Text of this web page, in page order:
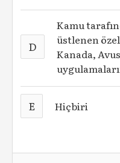
D
Kamu
üstlenen
Kanada,
E Hiçbiri